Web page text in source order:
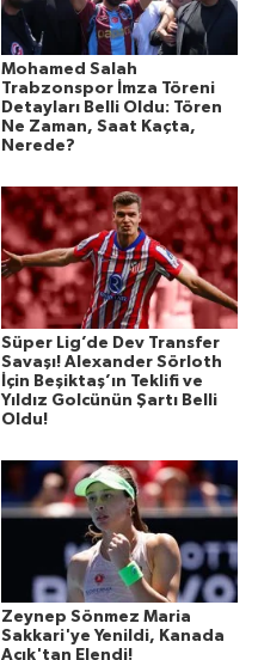
Mohamed Salah
Trabzonspor İmza Töreni
Detayları Belli Oldu: Tören
Ne Zaman, Saat Kaçta,
Nerede?
Süper Lig’de Dev Transfer
Savaşı! Alexander Sörloth
İçin Beşiktaş’ın Teklifi ve
Yıldız Golcünün Şartı Belli
Oldu!
Zeynep Sönmez Maria
Sakkari'ye Yenildi, Kanada
Açık'tan Elendi!